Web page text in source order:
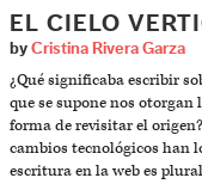
EL CIELO
by Cristina Rivera Garza
¿Qué significaba escribir
que se supone nos
forma de revisitar el
cambios tecnológicos han
escritura en la web es